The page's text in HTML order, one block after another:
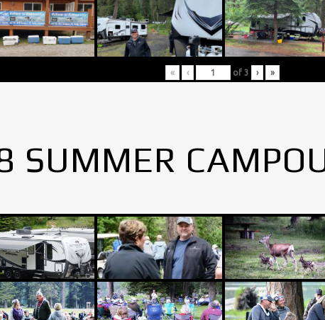
« ‹ of 3 › »
SUMMER